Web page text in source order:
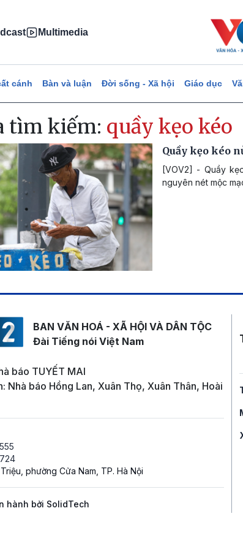
Multimedia
cánh Bàn và luận Đời sống - Xã hội Giáo dục
tìm kiếm: quầy kẹo kéo
Quầy kẹo kéo
[VOV2] - Quầy
nguyên nét mộc
BAN VĂN HOÁ - XÃ HỘI VÀ DÂN TỘC
Đài Tiếng nói Việt Nam
báo TUYẾT MAI
Nhà báo Hồng Lan, Xuân Thọ, Xuân Thân, Hoài
phường Cửa Nam, TP. Hà Nội
hành bởi SolidTech